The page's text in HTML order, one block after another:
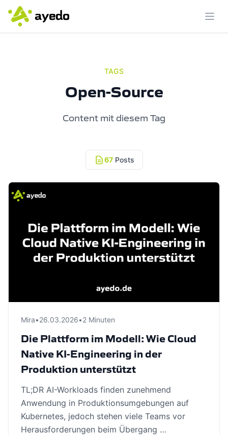
TAGS
Open-Source
Content mit diesem Tag
67Posts
Mira•26.03.2026•2 Minuten
Die Plattform im Modell: Wie Cloud
Native KI-Engineering in der
Produktion unterstützt
TL;DR AI-Workloads finden zunehmend
Anwendung in Produktionsumgebungen auf
Kubernetes, jedoch stehen viele Teams vor
Herausforderungen beim Übergang …